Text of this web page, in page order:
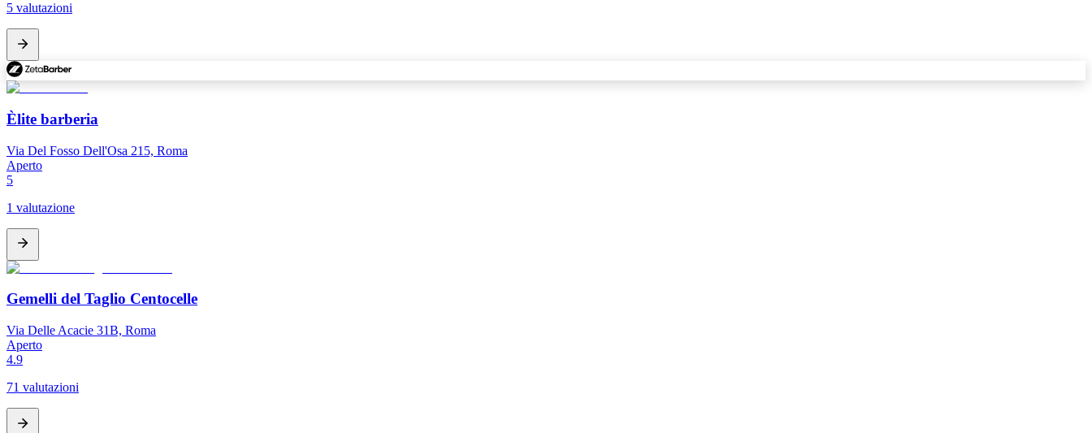
5 valutazioni
Èlite barberia
Via Del Fosso Dell'Osa 215, Roma
Aperto
5
1 valutazione
Gemelli del Taglio Centocelle
Via Delle Acacie 31B, Roma
Aperto
4.9
71 valutazioni